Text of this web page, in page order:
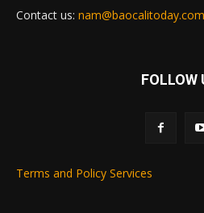
Contact us: nam@baocalitoday.com
FOLLOW
Terms and Policy Services